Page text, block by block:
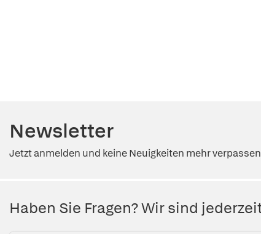
Newsletter
Jetzt anmelden und keine Neuigkeiten mehr verpassen
Haben Sie Fragen? Wir sind